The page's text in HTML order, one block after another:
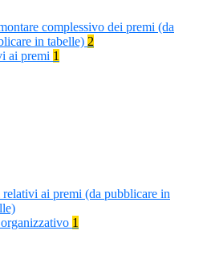
complessivo dei premi (da
in tabelle) 2
ai premi 1
ai premi (da pubblicare in
1